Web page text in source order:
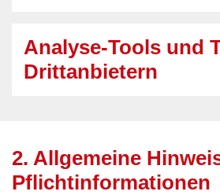
Analyse-Tools und
Drittanbietern
2. Allgemeine
Pflichtinformationen